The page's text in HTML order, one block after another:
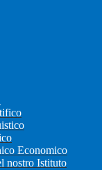
Economico
nostro Istituto